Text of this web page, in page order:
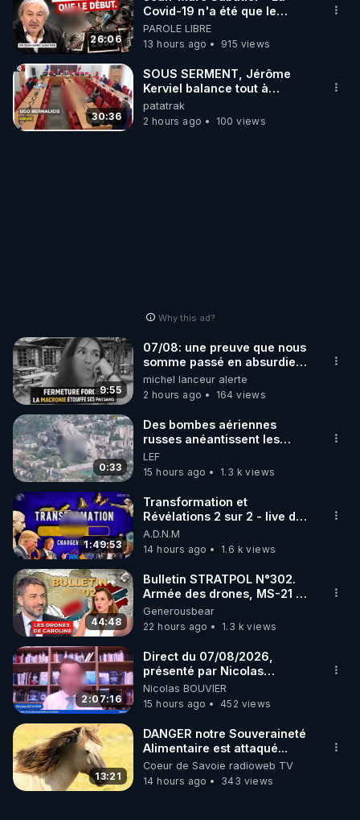
http://rgnr.li/stages
_________
LES CODES PROMO DES PARTENAIRES
▶ 10 % de réduction sur les extracteurs de la
marque SANA :
Rendez-vous sur http://rgnr.li/lechoubrave
code : REGENERE10
▶ 30 jours gratuit sur l’application de méditation et
de bien-être ENVOL :
Rendez-vous sur https://www.envol.app/code
le code : REGENERE
26:06
Covid-19 n'a été que le
début - L'ARNm & l'ARNm-aa
jusqu où auront-t-il ?
PAROLE LIBRE
13 hours ago
915 views
30:36
SOUS SERMENT, Jérôme
Kerviel balance tout à
l'Assemblée !
patatrak
2 hours ago
100 views
Why this ad?
9:55
07/08: une preuve que nous
somme passé en absurdie
une dictature qui veut faire
taire ses opposant !
michel lanceur alerte
2 hours ago
164 views
0:33
Des bombes aériennes
russes anéantissent les
centres de contrôle de
drones de 3 brigades
ukrainienne
LEF
15 hours ago
1.3 k views
1:49:53
Transformation et
Révélations 2 sur 2 - live du
07/08/26
A.D.N.M
14 hours ago
1.6 k views
44:48
Bulletin STRATPOL N°302.
Armée des drones, MS-21 en
série, missiles coréens.
07.08.2026.
Generousbear
22 hours ago
1.3 k views
2:07:16
Direct du 07/08/2026,
présenté par Nicolas
BOUVIER
Nicolas BOUVIER
15 hours ago
452 views
13:21
DANGER notre Souveraineté
Alimentaire est attaqué...
Coeur de Savoie radioweb TV
14 hours ago
343 views